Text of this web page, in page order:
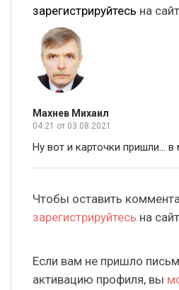
зарегистрируйтесь на
Махнев Михаил
04:21 от 03.08.2021
Ну вот и карточки пришли...
Чтобы оставить
зарегистрируйтесь на
Если вам не пришло
активацию профиля, вы